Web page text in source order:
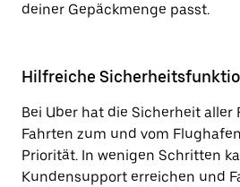
deiner Gepäckmenge passt.
Hilfreiche
Bei Uber hat die Sicherheit aller
Fahrten zum und vom
Priorität. In wenigen Schritten
Kundensupport erreichen und